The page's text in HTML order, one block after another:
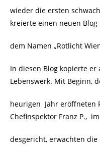
wieder die ersten
kreierte einen neuen
dem Namen „Rotlicht
In diesen Blog kopierte
Lebenswerk. Mit Beginn,
heurigen Jahr eröffneten
Chefinspektor Franz P.,
desgericht, erwachten die